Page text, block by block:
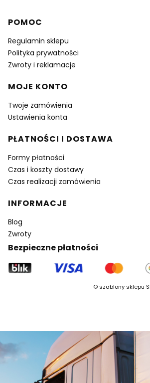
Linki w stopce
POMOC
Regulamin sklepu
Polityka prywatności
Zwroty i reklamacje
MOJE KONTO
Twoje zamówienia
Ustawienia konta
PŁATNOŚCI I DOSTAWA
Formy płatności
Czas i koszty dostawy
Czas realizacji zamówienia
INFORMACJE
Blog
Zwroty
Bezpieczne płatności
©szablony sklepu